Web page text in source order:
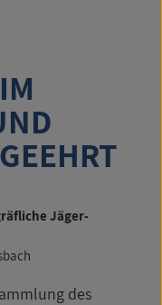
Jäger-
des